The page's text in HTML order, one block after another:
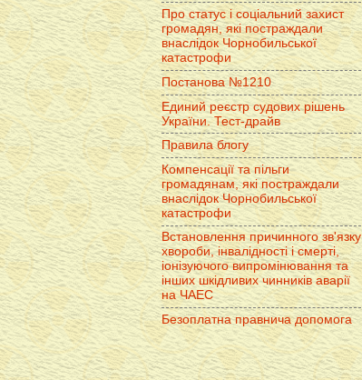
Про статус і соціальний захист
громадян, які постраждали
внаслідок Чорнобильської
катастрофи
Постанова №1210
Единий реєстр судових рішень
України. Тест-драйв
Правила блогу
Компенсації та пільги
громадянам, які постраждали
внаслідок Чорнобильської
катастрофи
Встановлення причинного зв'язку
хвороби, інвалідності і смерті,
іонізуючого випромінювання та
інших шкідливих чинників аварії
на ЧАЕС
Безоплатна правнича допомога